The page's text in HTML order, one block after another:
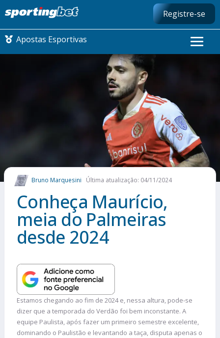
Registre-se
Apostas Esportivas
CONMEBOL LIBERTADORES
FUTEBOL NACIONAL
FUTEBOL INTERNACIONAL
MAIS ESPORTES
Bruno Marquesini Última atualização: 04/11/2024
Conheça Maurício,
meia do Palmeiras
desde 2024
Estamos chegando ao fim de 2024 e, nessa altura, pode-se
dizer que a temporada do Verdão foi bem inconstante. A
equipe Paulista, após fazer um primeiro semestre excelente,
dominando o Paulistão e levantando a taça, disputa apenas o